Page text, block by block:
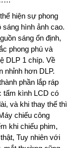
hiện sự phong
sáng hình ảnh cao.
sáng ổn định,
phong phú và
DLP 1 chíp. Về
nhỉnh hơn DLP.
phần lắp ráp
tấm kình LCD có
và khi thay thế thì
chiếu công
khi chiếu phim,
Tuy nhiên với